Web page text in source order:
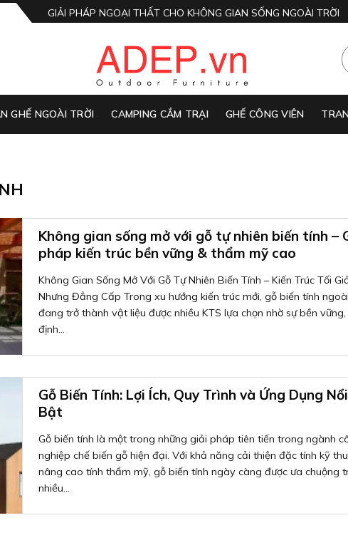
GIẢI PHÁP NGOẠI THẤT CHO KHÔNG GIAN SỐNG NGOÀI TRỜI
GHẾ NGOÀI TRỜI CAMPING CẮM TRẠI GHẾ CÔNG VIÊN
Không gian sống mở với gỗ tự nhiên biến tính –
pháp kiến trúc bền vững & thẩm mỹ cao
Không Gian Sống Mở Với Gỗ Tự Nhiên Biến Tính – Kiến Trúc Tối
Nhưng Đẳng Cấp Trong xu hướng kiến trúc mới, gỗ biến tính
đang trở thành vật liệu được nhiều KTS lựa chọn nhờ sự bền vững,
định...
Gỗ Biến Tính: Lợi Ích, Quy Trình và Ứng Dụng Nổi
Bật
Gỗ biến tính là một trong những giải pháp tiên tiến trong ngành
nghiệp chế biến gỗ hiện đại. Với khả năng cải thiện đặc tính kỹ
nâng cao tính thẩm mỹ, gỗ biến tính ngày càng được ưa chuộng
nhiều...